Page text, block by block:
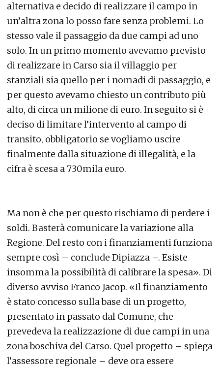
alternativa e decido di realizzare il campo in
un’altra zona lo posso fare senza problemi. Lo
stesso vale il passaggio da due campi ad uno
solo. In un primo momento avevamo previsto
di realizzare in Carso sia il villaggio per
stanziali sia quello per i nomadi di passaggio, e
per questo avevamo chiesto un contributo più
alto, di circa un milione di euro. In seguito si è
deciso di limitare l’intervento al campo di
transito, obbligatorio se vogliamo uscire
finalmente dalla situazione di illegalità, e la
cifra è scesa a 730mila euro.
Ma non è che per questo rischiamo di perdere i
soldi. Basterà comunicare la variazione alla
Regione. Del resto con i finanziamenti funziona
sempre così – conclude Dipiazza –. Esiste
insomma la possibilità di calibrare la spesa». Di
diverso avviso Franco Jacop. «Il finanziamento
è stato concesso sulla base di un progetto,
presentato in passato dal Comune, che
prevedeva la realizzazione di due campi in una
zona boschiva del Carso. Quel progetto – spiega
l’assessore regionale – deve ora essere